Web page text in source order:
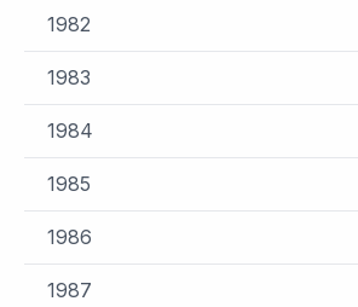
1982
1983
1984
1985
1986
1987